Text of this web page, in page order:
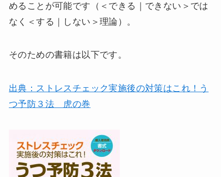
めることが可能です（＜できる｜できない＞では
なく＜する｜しない＞理論）。
そのための書籍は以下です。
出典：ストレスチェック実施後の対策はこれ！う
つ予防３法 虎の巻